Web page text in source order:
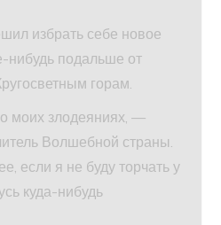
избрать себе новое
нибудь подальше от
горам.
моих злодеяниях, —
Волшебной страны.
если я не буду торчать у
куда-нибудь